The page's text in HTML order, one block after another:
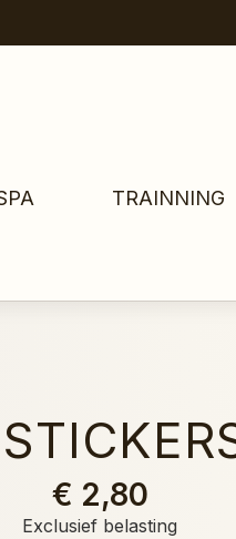
TRAINNING
€ 2,80
Exclusief belasting